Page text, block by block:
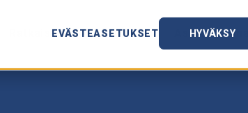
EVÄSTEASETUKSET HYVÄKSY
Ratkaisut Hinnoittelu Asiakastarinat